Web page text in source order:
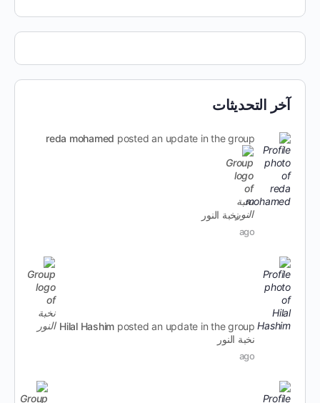
آخر التحديثات
reda mohamed posted an update in the group
نخبة النور
ago
Hilal Hashim posted an update in the group
نخبة النور
ago